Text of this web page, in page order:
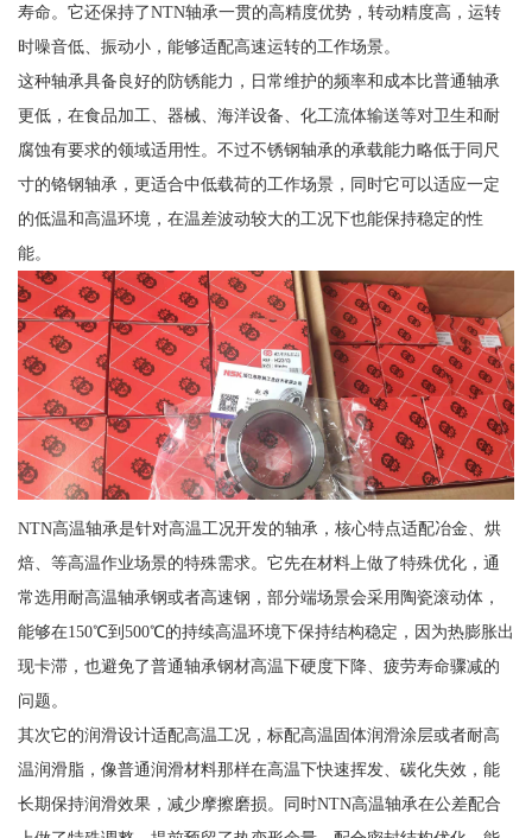
寿命。它还保持了NTN轴承一贯的高精度优势，转动精度高，运转
时噪音低、振动小，能够适配高速运转的工作场景。
这种轴承具备良好的防锈能力，日常维护的频率和成本比普通轴承
更低，在食品加工、器械、海洋设备、化工流体输送等对卫生和耐
腐蚀有要求的领域适用性。不过不锈钢轴承的承载能力略低于同尺
寸的铬钢轴承，更适合中低载荷的工作场景，同时它可以适应一定
的低温和高温环境，在温差波动较大的工况下也能保持稳定的性
能。
NTN高温轴承是针对高温工况开发的轴承，核心特点适配冶金、烘
焙、等高温作业场景的特殊需求。它先在材料上做了特殊优化，通
常选用耐高温轴承钢或者高速钢，部分端场景会采用陶瓷滚动体，
能够在150℃到500℃的持续高温环境下保持结构稳定，因为热膨胀出
现卡滞，也避免了普通轴承钢材高温下硬度下降、疲劳寿命骤减的
问题。
其次它的润滑设计适配高温工况，标配高温固体润滑涂层或者耐高
温润滑脂，像普通润滑材料那样在高温下快速挥发、碳化失效，能
长期保持润滑效果，减少摩擦磨损。同时NTN高温轴承在公差配合